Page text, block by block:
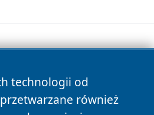
technologii od
również